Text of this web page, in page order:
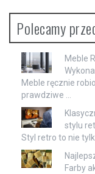
Polecamy
Meble
Meble ręcznie
prawdziwe …
stylu
Styl retro to nie
Farby